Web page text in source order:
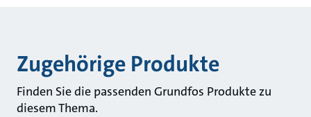
Zugehörige Produkte
Finden Sie die passenden Grundfos Produkte zu
diesem Thema.